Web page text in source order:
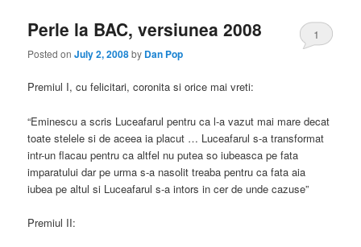
Perle la BAC, versiunea 2008
Posted onJuly 2, 2008by Dan Pop
1
Premiul I, cu felicitari, coronita si orice mai vreti:
“Eminescu a scris Luceafarul pentru ca l-a vazut mai mare decat
toate stelele si de aceea ia placut … Luceafarul s-a transformat
intr-un flacau pentru ca altfel nu putea so iubeasca pe fata
imparatului dar pe urma s-a nasolit treaba pentru ca fata aia
iubea pe altul si Luceafarul s-a intors in cer de unde cazuse”
Premiul II: